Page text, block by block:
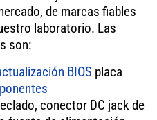
de marcas fiables
laboratorio. Las
son:
BIOS placa
conector DC jack de